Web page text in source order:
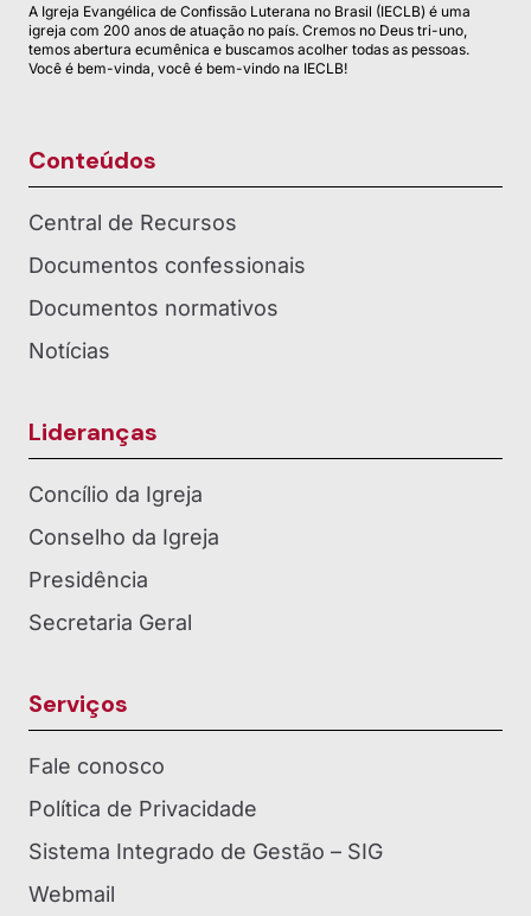
A Igreja Evangélica de Confissão Luterana no Brasil (IECLB) é uma
igreja com 200 anos de atuação no país. Cremos no Deus tri-uno,
temos abertura ecumênica e buscamos acolher todas as pessoas.
Você é bem-vinda, você é bem-vindo na IECLB!
Conteúdos
Central de Recursos
Documentos confessionais
Documentos normativos
Notícias
Lideranças
Concílio da Igreja
Conselho da Igreja
Presidência
Secretaria Geral
Serviços
Fale conosco
Política de Privacidade
Sistema Integrado de Gestão – SIG
Webmail